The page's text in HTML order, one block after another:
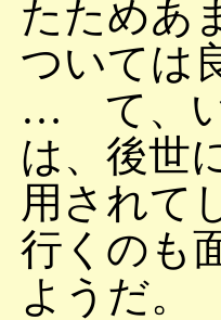
たためあ
ついては
… て、い
は、後世
用されて
行くのも
ようだ。